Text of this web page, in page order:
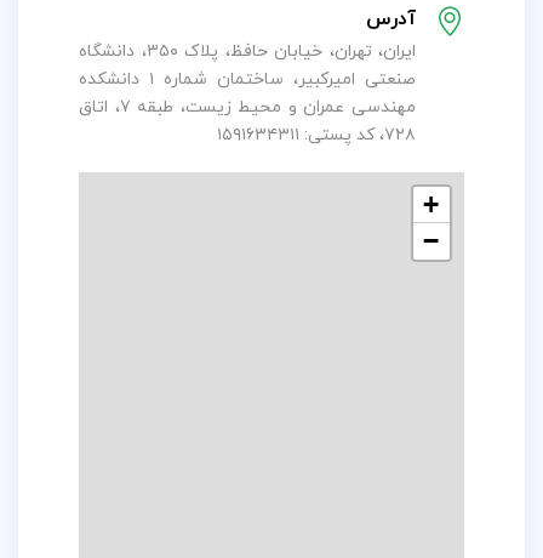
آدرس
ایران، تهران، خیابان حافظ، پلاک ۳۵۰، دانشگاه
صنعتی امیرکبیر، ساختمان شماره ۱ دانشکده
مهندسی عمران و محیط زیست، طبقه ۷، اتاق
۷۲۸، کد پستی: ۱۵۹۱۶۳۴۳۱۱
+
−